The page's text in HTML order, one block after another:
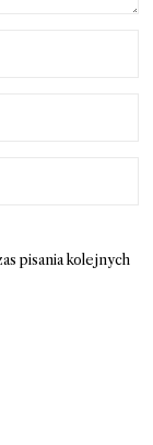
pisania kolejnych